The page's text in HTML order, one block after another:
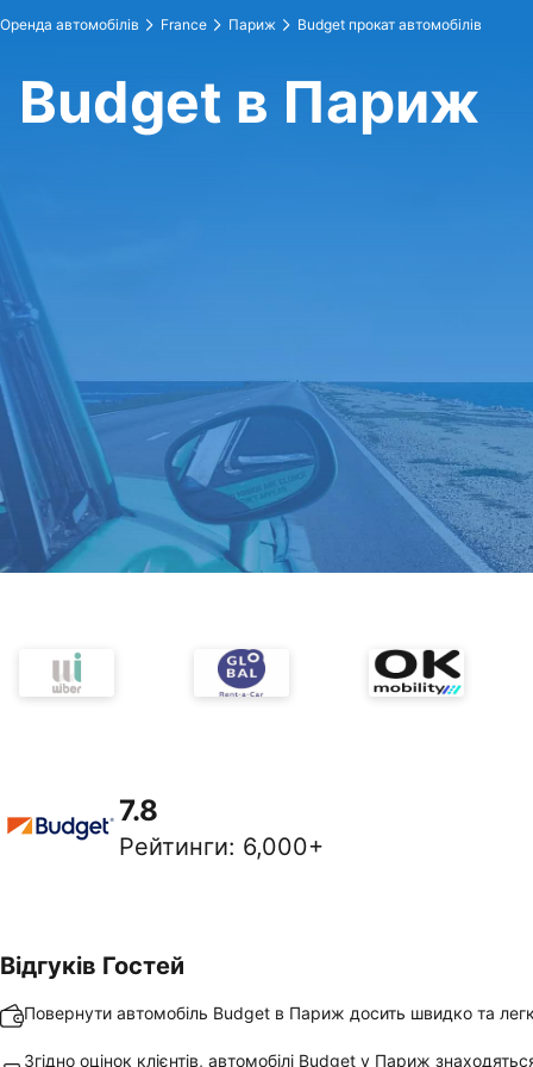
Оренда автомобілів France Париж Budget прокат автомобілів
Budget в Париж
7.8
Рейтинги: 6,000+
Відгуків Гостей
Повернути автомобіль Budget в Париж досить швидко та
Згідно оцінок клієнтів, автомобілі Budget у Париж